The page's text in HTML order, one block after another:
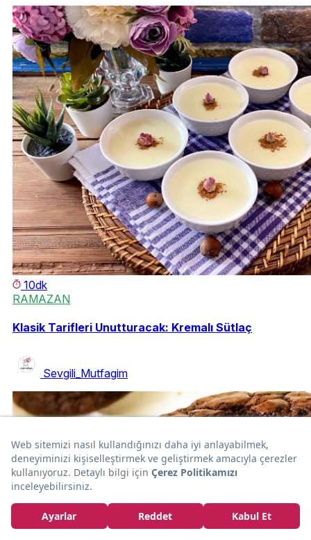
10dk
RAMAZAN
Klasik Tarifleri Unutturacak: Kremalı Sütlaç
Sevgili_Mutfagim